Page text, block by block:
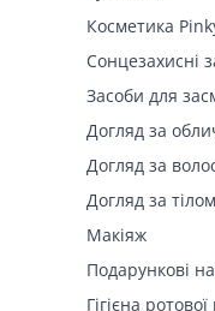
Косметика
Сонцезахисні
Засоби для
Догляд за
Догляд за
Догляд за тілом
Макіяж
Подарункові
Гігієна